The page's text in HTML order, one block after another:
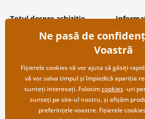
Totul despre achiziție
Condiții și termeni generali
Protecția datelor personale
Transport și modalități de plată
Returnare
Despre
Întrebări
Contacte
Ne pasă de
Voastră
Fișierele cookies vă vor ajuta să găsiți
vă vor salva timpul și împiedică apariția
sunteți interesați. Folosimcookies-uri
sunteți pe site-ul nostru, și afișăm
preferințele voastre. Fișierele